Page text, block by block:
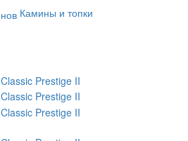
Камины и топки